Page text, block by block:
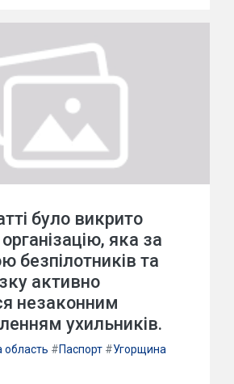
було викрито
яка за
безпілотників та
активно
незаконним
ухильників.
область #Паспорт #Угорщина